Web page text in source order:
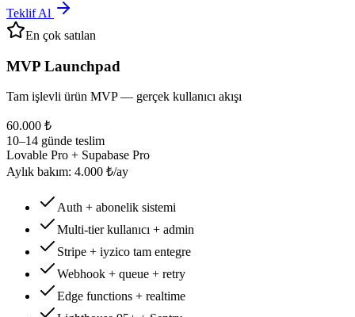
Teklif Al
En çok satılan
MVP Launchpad
Tam işlevli ürün MVP — gerçek kullanıcı akışı
60.000 ₺
10–14 günde teslim
Lovable Pro + Supabase Pro
Aylık bakım: 4.000 ₺/ay
Auth + abonelik sistemi
Multi-tier kullanıcı + admin
Stripe + iyzico tam entegre
Webhook + queue + retry
Edge functions + realtime